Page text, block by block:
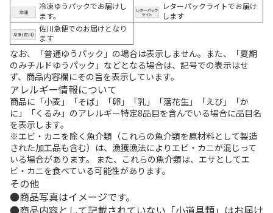
冷凍ゆうパックでお届けし
ます。
レターパックライトでお届け
します
佐川急便でのお届けとなり
ます
なお、「普通ゆうパック」の場合は表示しません。また、「夏期
のみチルドゆうパック」などとなる場合は、記号での表示はせ
ず、商品内容欄にその旨を表示しています。
アレルギー情報について
商品に「小麦」「そば」「卵」「乳」「落花生」「えび」「か
に」「くるみ」のアレルギー特定8品目を含んでいる場合に品目名
を表示します。
※エビ・カニを除く魚介類（これらの魚介類を原材料として製造
された加工品も含む）は、漁獲漁法によりエビ・カニが混じって
いる場合があります。 また、これらの魚介類は、エサとしてエ
ビ・カニを食べている可能性があります。
その他
商品写真はイメージです。
商品内容として記載されていない「小道具類」はお届け